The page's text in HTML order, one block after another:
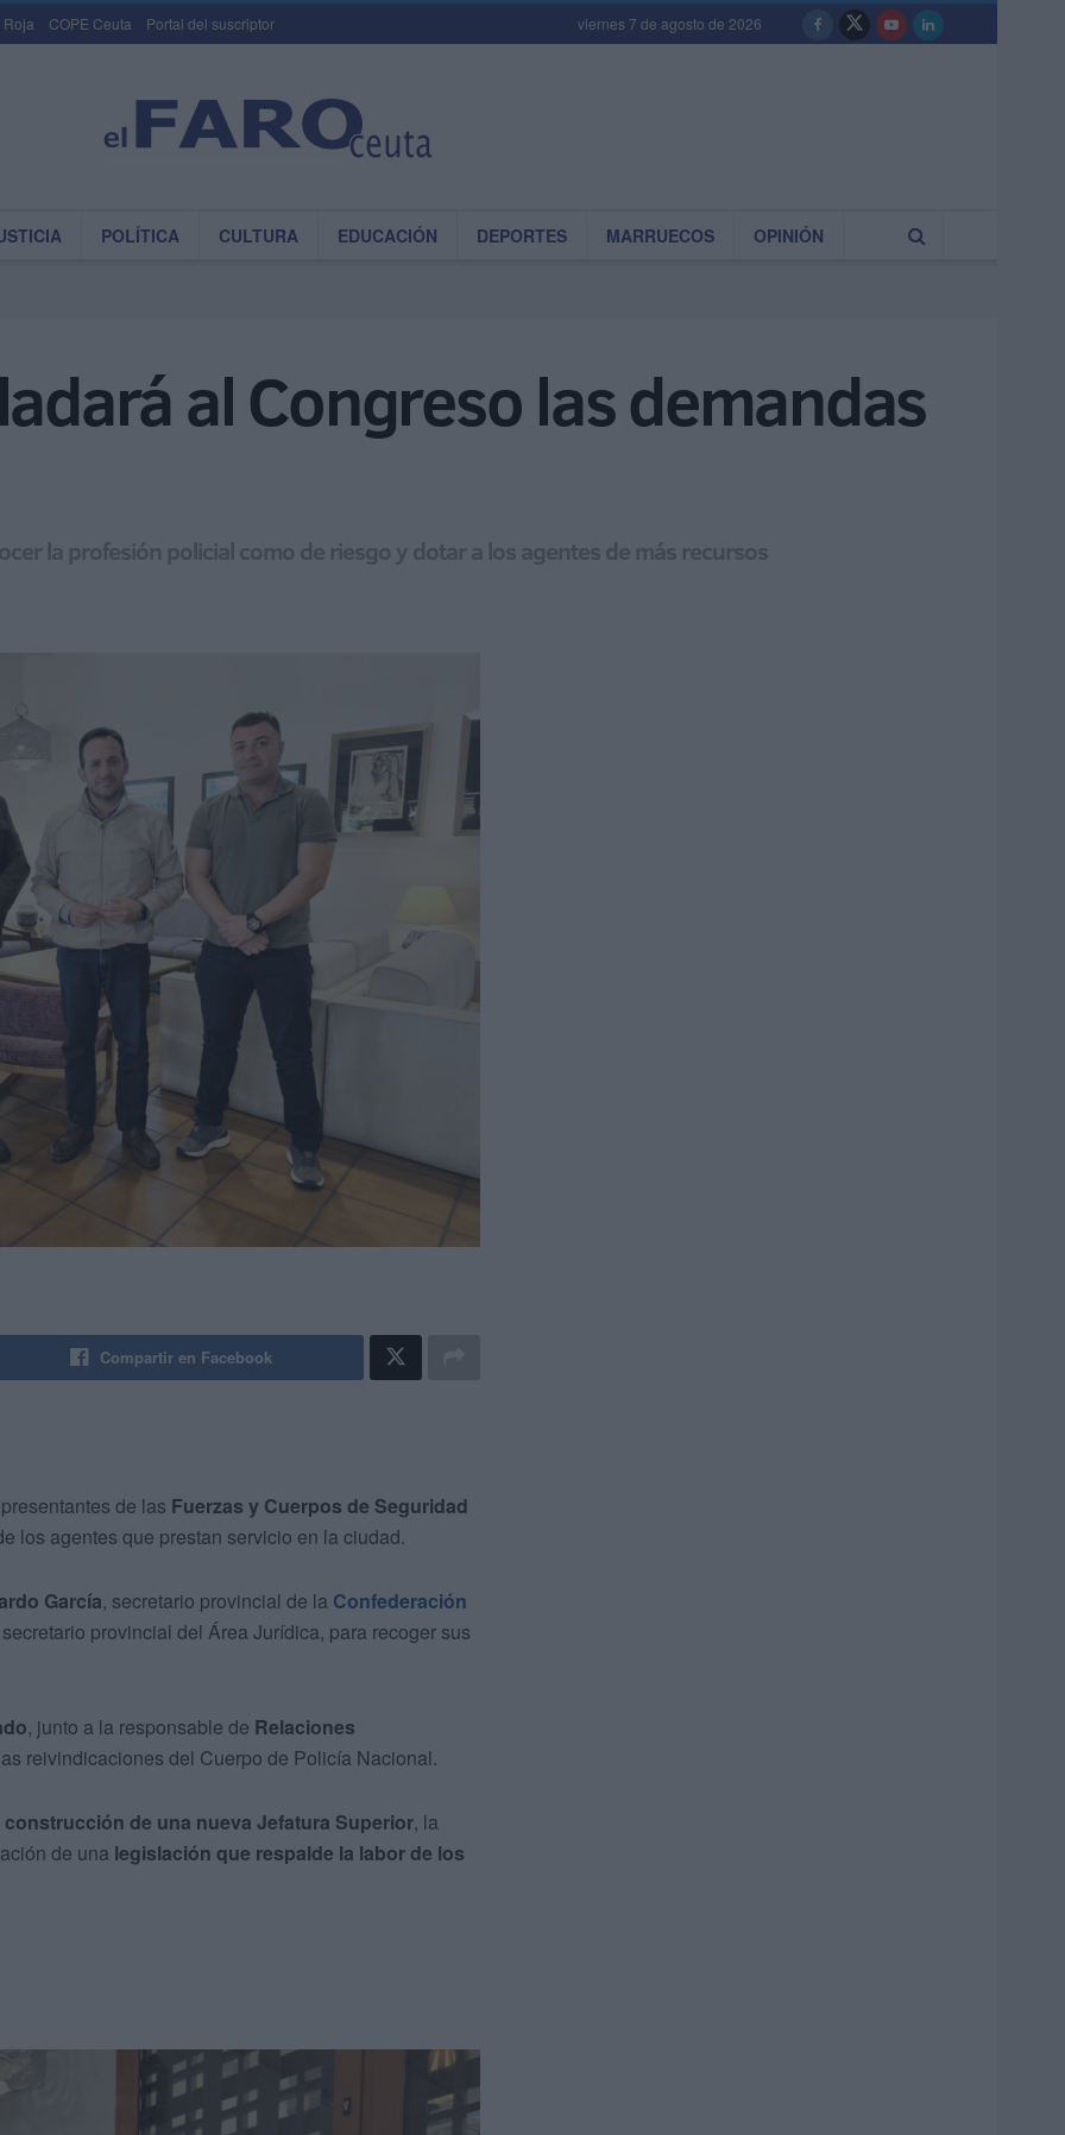
Roja COPE Ceuta Portal del suscriptor viernes 7 de agosto de 2026
POLÍTICA CULTURA EDUCACIÓN DEPORTES MARRUECOS OPINIÓN
al Congreso las demandas
la profesión policial como de riesgo y dotar a los agentes de más recursos
Compartir en Facebook
de las Fuerzas y Cuerpos de Seguridad
los agentes que prestan servicio en la ciudad.
García, secretario provincial de la Confederación
provincial del Área Jurídica, para recoger sus
, junto a la responsable de Relaciones
reivindicaciones del Cuerpo de Policía Nacional.
construcción de una nueva Jefatura Superior, la
de una legislación que respalde la labor de los